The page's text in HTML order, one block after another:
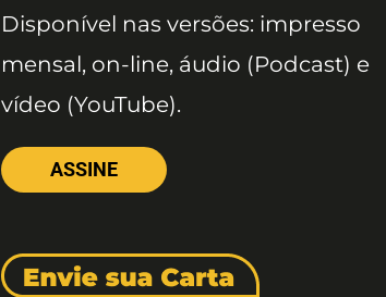
Disponível nas versões: impresso
mensal, on-line, áudio (Podcast) e
vídeo (YouTube).
ASSINE